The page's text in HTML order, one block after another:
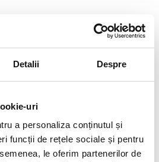
Detalii Despre
uri
a personaliza conținutul și
funcții de rețele sociale și pentru
le oferim partenerilor de